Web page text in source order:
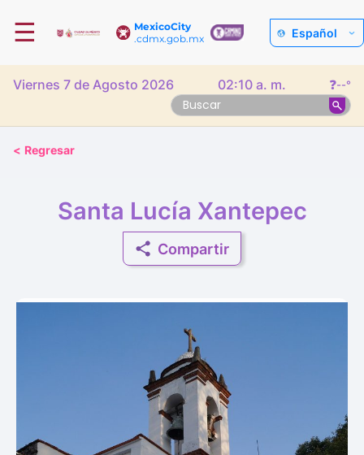
MexicoCity
.cdmx.gob.mx
☰ Español
Viernes 7 de Agosto 2026 02:10 a. m. ❓--°
< Regresar
Santa Lucía Xantepec
Compartir